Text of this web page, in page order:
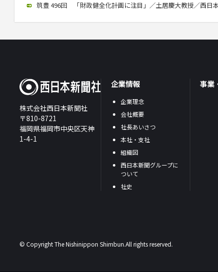
筑豊 496回 「財政健全化計画に注目」／土居慶大教授／西日
株式会社西日本新聞社
〒810-8721
福岡県福岡市中央区天神
1-4-1
企業情報
企業理念
会社概要
社長あいさつ
本社・支社
組織図
西日本新聞グループに
ついて
社史
事業
© Copyright The Nishinippon Shimbun.All rights reserved.